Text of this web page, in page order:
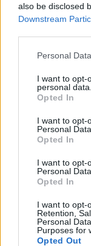
also be disclosed
Downstream
Personal
I want to opt-
personal data.
Opted In
I want to opt-
Personal Data.
Opted In
I want to opt-
Personal
Opted In
I want to opt-
Retention,
Personal
Purposes for
Opted Out